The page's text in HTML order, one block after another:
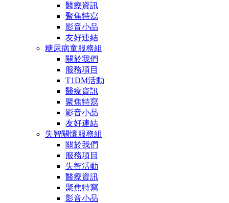
醫療資訊
聚焦特寫
影音小品
友好連結
糖尿病童服務組
關於我們
服務項目
T1DM活動
醫療資訊
聚焦特寫
影音小品
友好連結
失智關懷服務組
關於我們
服務項目
失智活動
醫療資訊
聚焦特寫
影音小品